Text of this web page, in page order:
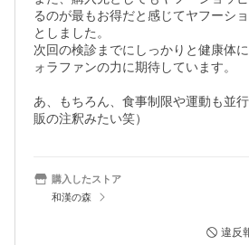
るのが最もお得だと感じてヤフーシ
としました。
次回の検診までにしっかりと健康体
ォラファンの力に期待しています。
あ、もちろん、食事制限や運動も並
販の注釈みたい笑）
購入したストア
和漢の森
違反